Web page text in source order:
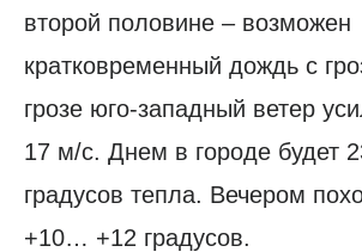
второй половине – возможен
кратковременный дождь с
грозе юго-западный ветер
17 м/с. Днем в городе будет
градусов тепла. Вечером
+10… +12 градусов.